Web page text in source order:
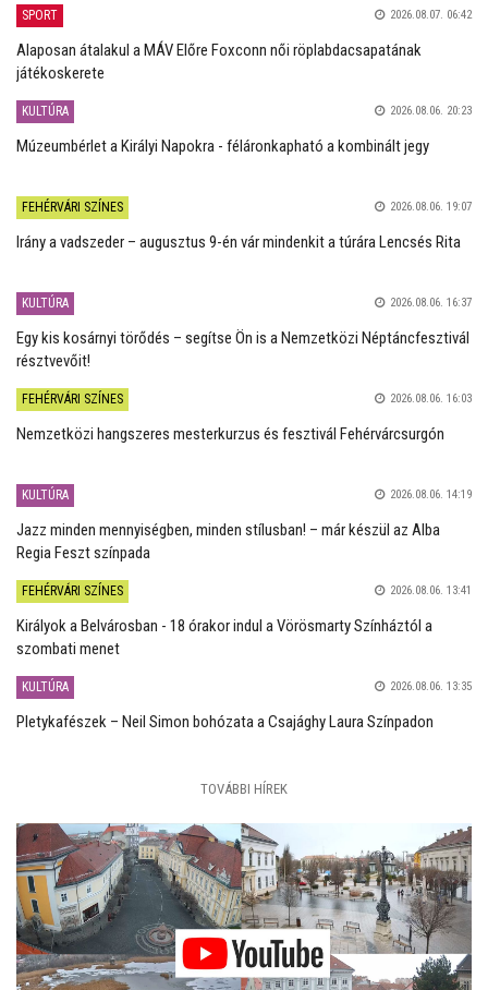
SPORT 2026.08.07. 06:42
Alaposan átalakul a MÁV Előre Foxconn női röplabdacsapatának
játékoskerete
KULTÚRA 2026.08.06. 20:23
Múzeumbérlet a Királyi Napokra - féláronkapható a kombinált jegy
FEHÉRVÁRI SZÍNES 2026.08.06. 19:07
Irány a vadszeder – augusztus 9-én vár mindenkit a túrára Lencsés Rita
KULTÚRA 2026.08.06. 16:37
Egy kis kosárnyi törődés – segítse Ön is a Nemzetközi Néptáncfesztivál
résztvevőit!
FEHÉRVÁRI SZÍNES 2026.08.06. 16:03
Nemzetközi hangszeres mesterkurzus és fesztivál Fehérvárcsurgón
KULTÚRA 2026.08.06. 14:19
Jazz minden mennyiségben, minden stílusban! – már készül az Alba
Regia Feszt színpada
FEHÉRVÁRI SZÍNES 2026.08.06. 13:41
Királyok a Belvárosban - 18 órakor indul a Vörösmarty Színháztól a
szombati menet
KULTÚRA 2026.08.06. 13:35
Pletykafészek – Neil Simon bohózata a Csajághy Laura Színpadon
TOVÁBBI HÍREK